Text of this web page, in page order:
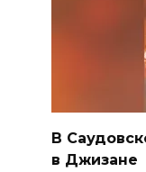
В
в Джизане